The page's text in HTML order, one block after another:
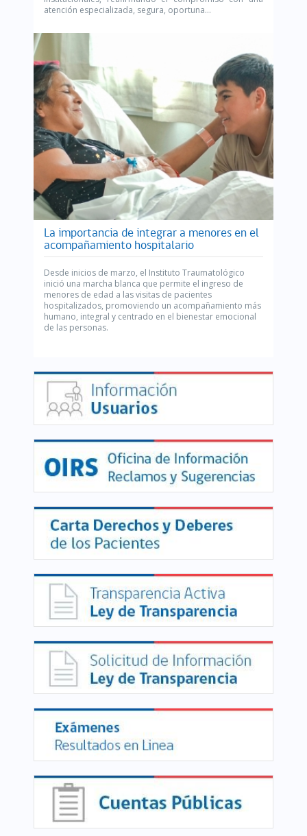
atención especializada, segura, oportuna...
La importancia de integrar a menores en el
acompañamiento hospitalario
Desde inicios de marzo, el Instituto Traumatológico
inició una marcha blanca que permite el ingreso de
menores de edad a las visitas de pacientes
hospitalizados, promoviendo un acompañamiento más
humano, integral y centrado en el bienestar emocional
de las personas.